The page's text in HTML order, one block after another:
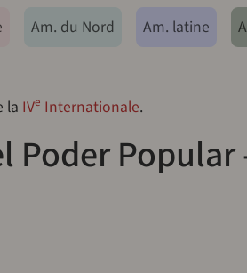
Am. du Nord Am. latine
la IVe Internationale.
Popular